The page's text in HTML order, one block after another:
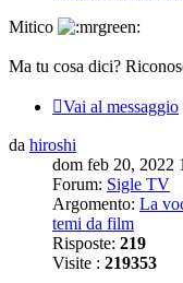
Mitico
Ma tu cosa dici?
Vai al messaggio
da hiroshi
dom feb 20, 2022
Forum: Sigle TV
Argomento: La
temi da film
Risposte: 219
Visite : 219353